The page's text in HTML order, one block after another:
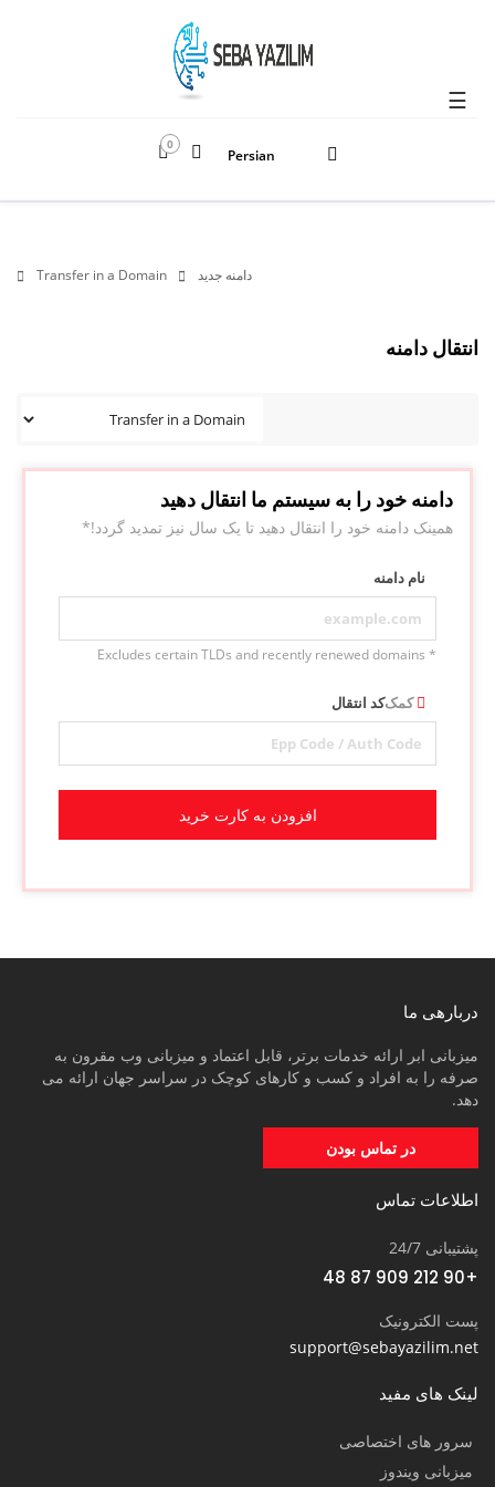
0
☰
دامنه جدید Transfer in a Domain
انتقال دامنه
دامنه خود را به سیستم ما انتقال دهید
همینک دامنه خود را انتقال دهید تا یک سال نیز تمدید گردد!*
نام دامنه
* Excludes certain TLDs and recently renewed domains
کد انتقالکمک
افزودن به کارت خرید
دربارهی ما
میزبانی ابر ارائه خدمات برتر، قابل اعتماد و میزبانی وب مقرون به
صرفه را به افراد و کسب و کارهای کوچک در سراسر جهان ارائه می
دهد.
در تماس بودن
اطلاعات تماس
پشتیبانی 24/7
+90 212 909 87 48
پست الکترونیک
support@sebayazilim.net
لینک های مفید
سرور های اختصاصی
میزبانی ویندوز